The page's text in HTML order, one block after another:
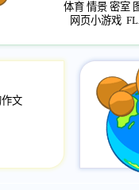
体育 情景 密室
网页小游戏
文